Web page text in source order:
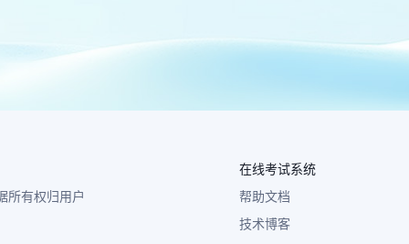
所有权归用户
在线考试系统
帮助文档
技术博客